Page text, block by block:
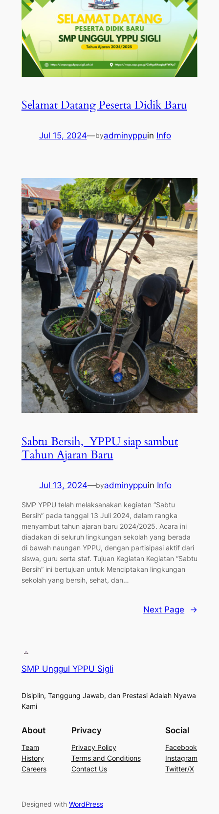
Selamat Datang Peserta Didik Baru
Jul 15, 2024—byadminyppuin Info
Sabtu Bersih, YPPU siap sambut
Tahun Ajaran Baru
Jul 13, 2024—byadminyppuin Info
SMP YPPU telah melaksanakan kegiatan “Sabtu
Bersih” pada tanggal 13 Juli 2024, dalam rangka
menyambut tahun ajaran baru 2024/2025. Acara ini
diadakan di seluruh lingkungan sekolah yang berada
di bawah naungan YPPU, dengan partisipasi aktif dari
siswa, guru serta staf. Tujuan Kegiatan Kegiatan “Sabtu
Bersih” ini bertujuan untuk Menciptakan lingkungan
sekolah yang bersih, sehat, dan…
Next Page →
SMP Unggul YPPU Sigli
Disiplin, Tanggung Jawab, dan Prestasi Adalah Nyawa
Kami
About
Team
History
Careers
Privacy
Privacy Policy
Terms and Conditions
Contact Us
Social
Facebook
Instagram
Twitter/X
Designed with WordPress